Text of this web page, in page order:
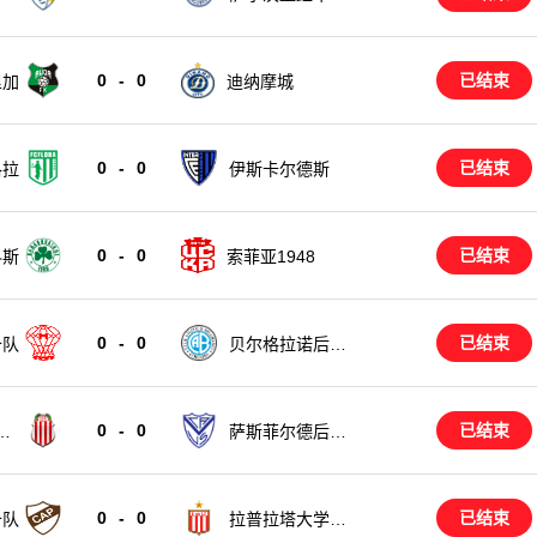
0 - 0 迪纳摩城 已结束
0 - 0 伊斯卡尔德斯 已结束
0 - 0 索菲亚1948 已结束
0 - 0
贝尔格拉诺后备
已结束
0 - 0
萨斯菲尔德后备
已结束
0 - 0
拉普拉塔大学生
已结束